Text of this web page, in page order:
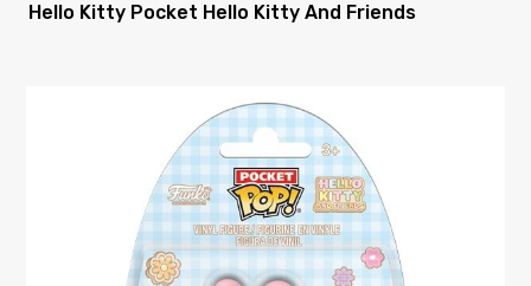
Hello Kitty Pocket Hello Kitty And Friends